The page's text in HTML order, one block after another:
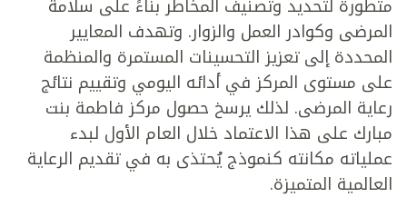
المرضى وكوادر العمل والزوار. وتهدف المعايير
المحددة إلى تعزيز التحسينات المستمرة والمنظمة
على مستوى المركز في أدائه اليومي وتقييم نتائج
رعاية المرضى. لذلك يرسخ حصول مركز فاطمة بنت
مبارك على هذا الاعتماد خلال العام الأول لبدء
عملياته مكانته كنموذج يُحتذى به في تقديم الرعاية
العالمية المتميزة.